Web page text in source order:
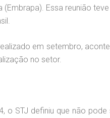
(Embrapa). Essa reunião
em setembro,
no setor.
o STJ definiu que não